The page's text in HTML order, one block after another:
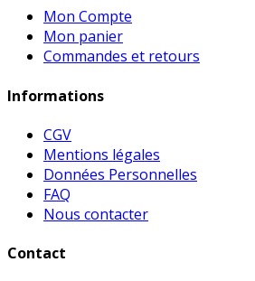
Mon Compte
Mon panier
Commandes et retours
Informations
CGV
Mentions légales
Données Personnelles
FAQ
Nous contacter
Contact